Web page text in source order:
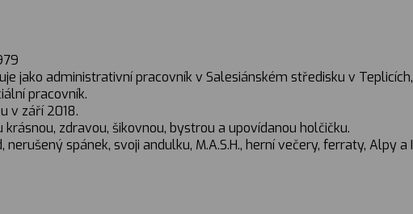
jako administrativní pracovník v Salesiánském středisku v
pracovník.
v září 2018.
zdravou, šikovnou, bystrou a upovídanou holčičku.
spánek, svoji andulku, M.A.S.H., herní večery, ferraty, Alpy a